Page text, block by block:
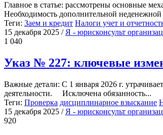
Главное в статье: рассмотрены основные
Необходимость дополнительной
Теги: Заем и кредит Налоги учет и
15 декабря 2025 / Я - юрисконсульт
1 040
Указ № 227: ключевые
Важные детали: С 1 января 2026 г.
деятельности. Исключена обязанность...
Теги: Проверка дисциплинарное взыскание
15 декабря 2025 / Я - юрисконсульт
920